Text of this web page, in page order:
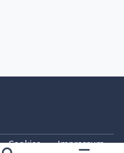
Cookies Impressum